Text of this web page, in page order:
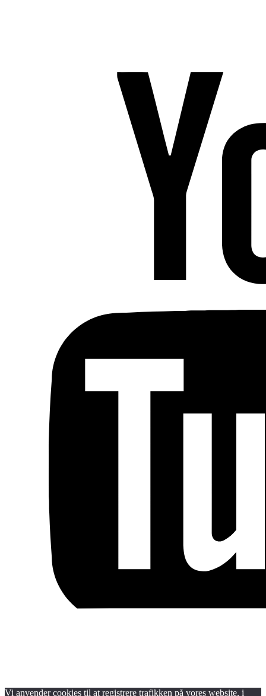
Vi anvender cookies til at registrere trafikken på vores website, i